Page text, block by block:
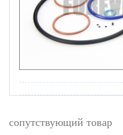
сопутствующий товар